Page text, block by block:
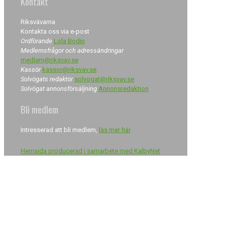
Riksvävarna
Kontakta oss via e-post
Ordförande Lola Bodin
Medlemsfrågor och adressändringar
medlem@riksvav.se
Kassör kassor@riksvav.se
Solvögats redaktör solvogat@riksvav.se
Solvögat annonsförsäljning Annonsredaktion
Bli medlem
Intresserad att bli medlem, läs mer här
Hemsida producerad i samarbete med KalbyNet